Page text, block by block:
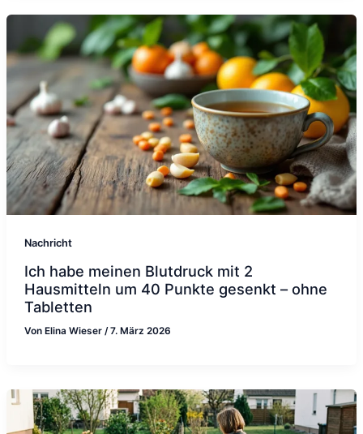
Nachricht
Ich habe meinen Blutdruck mit 2
Hausmitteln um 40 Punkte gesenkt – ohne
Tabletten
Von Elina Wieser /7. März 2026